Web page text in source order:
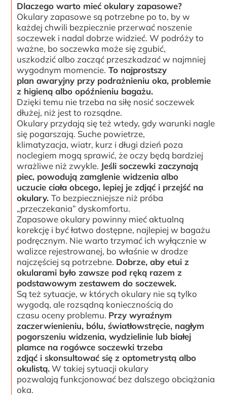
Dlaczego warto mieć okulary zapasowe?
Okulary zapasowe są potrzebne po to, by w
każdej chwili bezpiecznie przerwać noszenie
soczewek i nadal dobrze widzieć. W podróży to
ważne, bo soczewka może się zgubić,
uszkodzić albo zacząć przeszkadzać w najmniej
wygodnym momencie. To najprostszy
plan awaryjny przy podrażnieniu oka, problemie
z higieną albo opóźnieniu bagażu.
Dzięki temu nie trzeba na siłę nosić soczewek
dłużej, niż jest to rozsądne.
Okulary przydają się też wtedy, gdy warunki nagle
się pogarszają. Suche powietrze,
klimatyzacja, wiatr, kurz i długi dzień poza
noclegiem mogą sprawić, że oczy będą bardziej
wrażliwe niż zwykle. Jeśli soczewki zaczynają
piec, powodują zamglenie widzenia albo
uczucie ciała obcego, lepiej je zdjąć i przejść na
okulary.To bezpieczniejsze niż próba
„przeczekania” dyskomfortu.
Zapasowe okulary powinny mieć aktualną
korekcję i być łatwo dostępne, najlepiej w bagażu
podręcznym. Nie warto trzymać ich wyłącznie w
walizce rejestrowanej, bo właśnie w drodze
najczęściej są potrzebne. Dobrze, aby etui z
okularami było zawsze pod ręką razem z
podstawowym zestawem do soczewek.
Są też sytuacje, w których okulary nie są tylko
wygodą, ale rozsądną koniecznością do
czasu oceny problemu. Przy wyraźnym
zaczerwienieniu, bólu, światłowstręcie, nagłym
pogorszeniu widzenia, wydzielinie lub białej
plamce na rogówce soczewki trzeba
zdjąć i skonsultować się z optometrystą albo
okulistą.W takiej sytuacji okulary
pozwalają funkcjonować bez dalszego obciążania
oka.